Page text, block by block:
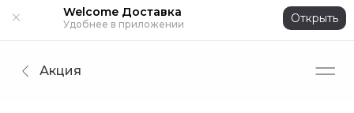
Welcome Доставка
Удобнее в приложении Открыть
Акция